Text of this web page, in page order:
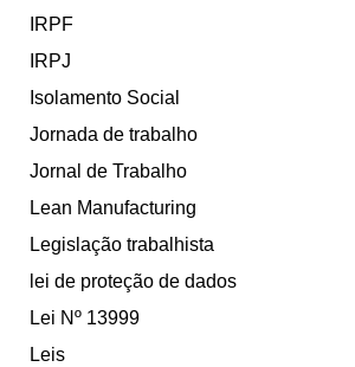
IRPF
IRPJ
Isolamento Social
Jornada de trabalho
Jornal de Trabalho
Lean Manufacturing
Legislação trabalhista
lei de proteção de dados
Lei Nº 13999
Leis